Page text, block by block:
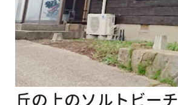
丘の上のソルトビーチ